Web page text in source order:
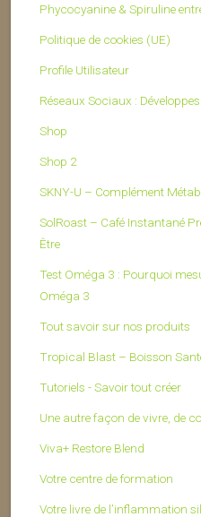
Phycocyanine & Spiruline
Politique de cookies (UE)
Profile Utilisateur
Réseaux Sociaux :
Shop
Shop 2
SKNY-U – Complément
SolRoast – Café Instantané
Être
Test Oméga 3 : Pourquoi
Oméga 3
Tout savoir sur nos produits
Tropical Blast – Boisson
Tutoriels - Savoir tout créer
Une autre façon de vivre, de
Viva+ Restore Blend
Votre centre de formation
Votre livre de l’inflammation